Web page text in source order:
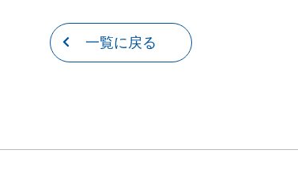
一覧に戻る